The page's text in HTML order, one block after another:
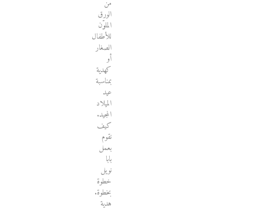
من
الورق
الملوّن
للأطفال
الصغار
أو
كهدية
بمناسبة
عيد
الميلاد
المجيد.
كيف
نقوم
بعمل
بابا
نويل
خطوة
بخطوة.
هدية